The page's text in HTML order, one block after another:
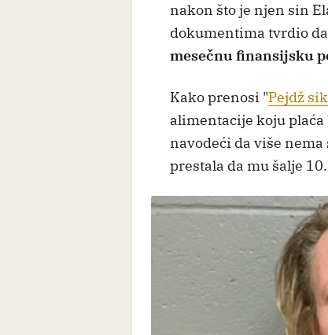
nakon što je njen sin
dokumentima tvrdio
mesečnu finansijsku
Kako prenosi "Pejdž
alimentacije koju
navodeći da više
prestala da mu šalje